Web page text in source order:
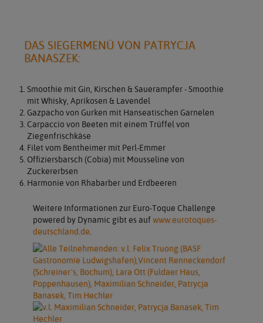
DAS SIEGERMENÜ VON PATRYCJA
BANASZEK:
Smoothie mit Gin, Kirschen & Sauerampfer - Smoothie
mit Whisky, Aprikosen & Lavendel
Gazpacho von Gurken mit Hanseatischen Garnelen
Carpaccio von Beeten mit einem Trüffel von
Ziegenfrischkäse
Filet vom Bentheimer mit Perl-Emmer
Offiziersbarsch (Cobia) mit Mousseline von
Zuckererbsen
Harmonie von Rhabarber und Erdbeeren
Weitere Informationen zur Euro-Toque Challenge
powered by Dynamic gibt es aufwww.eurotoques-
deutschland.de